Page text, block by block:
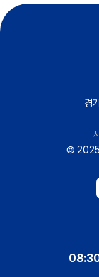
경
© 2025